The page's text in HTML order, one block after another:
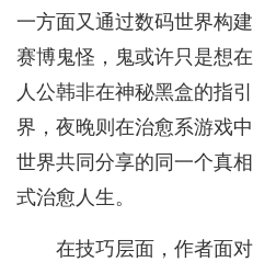
一方面又通过数码世界构
赛博鬼怪，鬼或许只是想
人公韩非在神秘黑盒的指
界，夜晚则在治愈系游戏
世界共同分享的同一个真
式治愈人生。
在技巧层面，作者面